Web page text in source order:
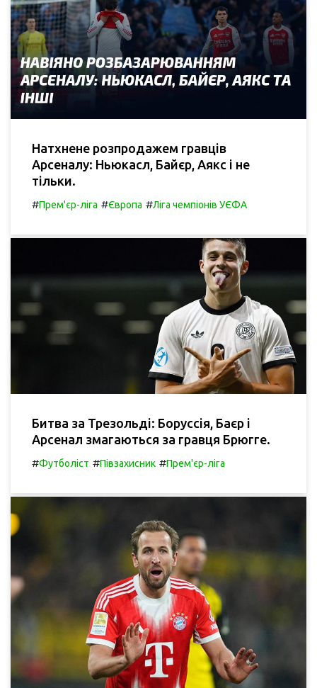
Натхнене розпродажем гравців
Арсеналу: Ньюкасл, Байєр, Аякс і не
тільки.
#Прем'єр-ліга #Європа #Ліга чемпіонів УЄФА
Битва за Трезольді: Боруссія, Баєр і
Арсенал змагаються за гравця Брюгге.
#Футболіст #Півзахисник #Прем'єр-ліга